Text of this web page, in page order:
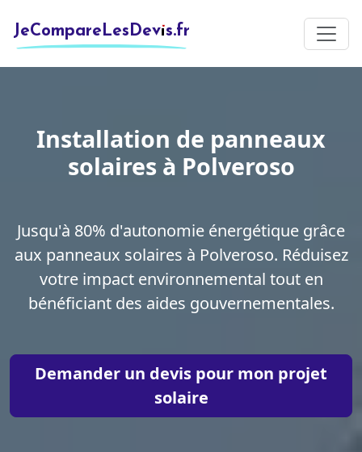
JeCompareLesDevis.fr
Installation de panneaux
solaires à Polveroso
Jusqu'à 80% d'autonomie énergétique grâce
aux panneaux solaires à Polveroso. Réduisez
votre impact environnemental tout en
bénéficiant des aides gouvernementales.
Demander un devis pour mon projet
solaire